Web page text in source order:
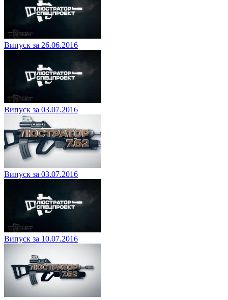
Випуск за 26.06.2016
Випуск за 03.07.2016
Випуск за 03.07.2016
Випуск за 10.07.2016